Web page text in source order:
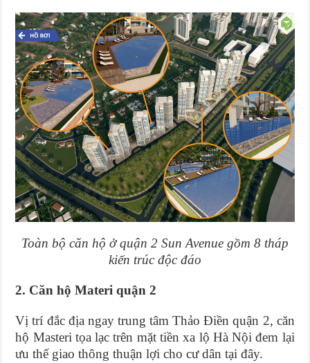
Toàn bộ căn hộ ở quận 2 Sun Avenue gồm 8 tháp
kiến trúc độc đáo
2. Căn hộ Materi quận 2
Vị trí đắc địa ngay trung tâm Thảo Điền quận 2, căn
hộ Masteri tọa lạc trên mặt tiền xa lộ Hà Nội đem lại
ưu thế giao thông thuận lợi cho cư dân tại đây.